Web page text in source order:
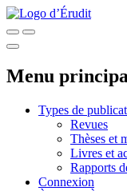
Menu
Types de
Revues
Thèses et
Livres et
Rapports
Connexion